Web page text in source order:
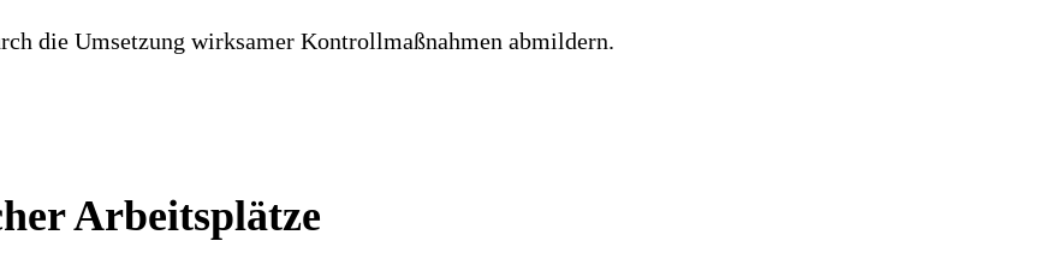
die Umsetzung wirksamer Kontrollmaßnahmen abmildern.
Arbeitsplätze